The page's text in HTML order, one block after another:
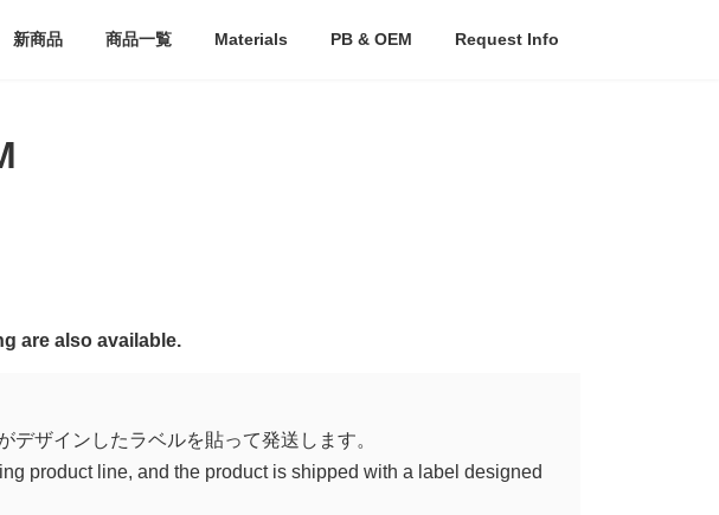
新商品 商品一覧 Materials PB & OEM Request Info
are also available.
ザインしたラベルを貼って発送します。
product line, and the product is shipped with a label designed